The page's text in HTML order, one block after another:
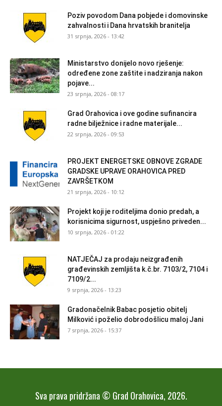
Poziv povodom Dana pobjede i domovinske
zahvalnosti i Dana hrvatskih branitelja
31 srpnja, 2026 - 13:42
Ministarstvo donijelo novo rješenje:
određene zone zaštite i nadziranja nakon
pojave...
23 srpnja, 2026 - 08:17
Grad Orahovica i ove godine sufinancira
radne bilježnice i radne materijale...
22 srpnja, 2026 - 09:53
PROJEKT ENERGETSKE OBNOVE ZGRADE
GRADSKE UPRAVE ORAHOVICA PRED
ZAVRŠETKOM
21 srpnja, 2026 - 10:12
Projekt koji je roditeljima donio predah, a
korisnicima sigurnost, uspješno priveden...
10 srpnja, 2026 - 01:22
NATJEČAJ za prodaju neizgrađenih
građevinskih zemljišta k.č.br. 7103/2, 7104 i
7109/2...
9 srpnja, 2026 - 13:23
Gradonačelnik Babac posjetio obitelj
Milković i poželio dobrodošlicu maloj Jani
7 srpnja, 2026 - 15:37
Sva prava pridržana © Grad Orahovica, 2026.